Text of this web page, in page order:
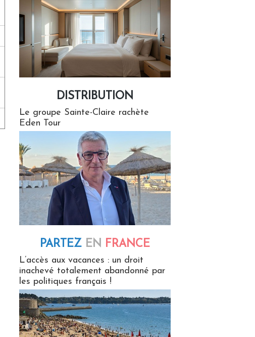
DISTRIBUTION
Le groupe Sainte-Claire rachète
Eden Tour
PARTEZ EN FRANCE
L’accès aux vacances : un droit
inachevé totalement abandonné par
les politiques français !